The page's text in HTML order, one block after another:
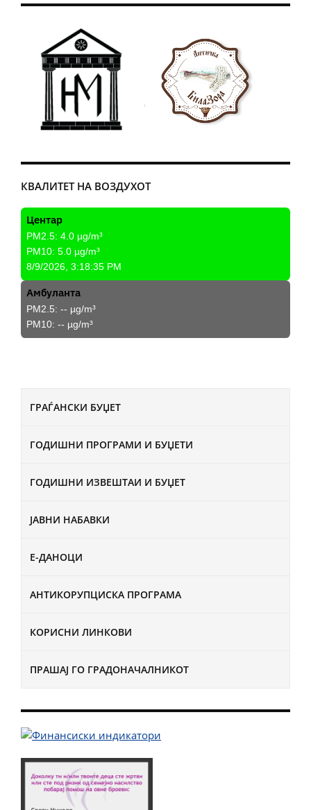
ГРАЃАНСКИ БУЏЕТ
ГОДИШНИ ПРОГРАМИ И БУЏЕТИ
ГОДИШНИ ИЗВЕШТАИ И БУЏЕТ
ЈАВНИ НАБАВКИ
Е-ДАНОЦИ
АНТИКОРУПЦИСКА ПРОГРАМА
КОРИСНИ ЛИНКОВИ
ПРАШАЈ ГО ГРАДОНАЧАЛНИКОТ
КВАЛИТЕТ НА ВОЗДУХОТ
Центар
PM2.5: 4.0 µg/m³
PM10: 5.0 µg/m³
8/9/2026, 3:18:35 PM
Амбуланта
PM2.5: -- µg/m³
PM10: -- µg/m³